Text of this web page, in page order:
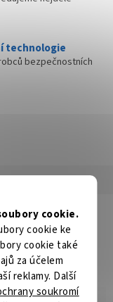
cookie.
cookie ke
cookie také
za účelem
reklamy. Další
soukromí
technologie
bezpečnostních
a přírodního